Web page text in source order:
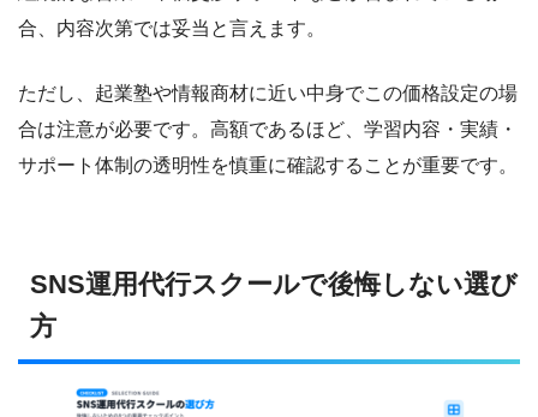
合、内容次第では妥当と言えます。
ただし、起業塾や情報商材に近い中身でこの価格設定の場
合は注意が必要です。高額であるほど、学習内容・実績・
サポート体制の透明性を慎重に確認することが重要です。
SNS運用代行スクールで後悔しない選び
方